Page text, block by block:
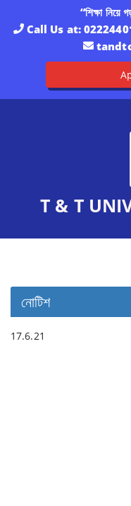
“শিক্ষা নিয়ে
Call Us at:
T & T
নোটিশ
17.6.21